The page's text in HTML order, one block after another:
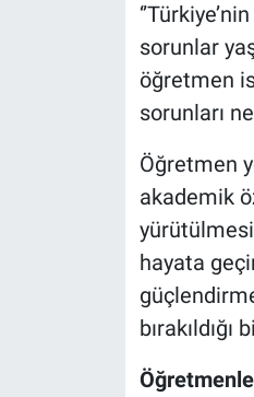
sorunlar
öğretmen
sorunları
Öğretmen
akademik
yürütülmesi
hayata